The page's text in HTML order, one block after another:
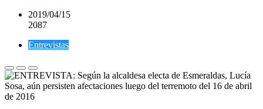
2019/04/15
2087
Entrevistas